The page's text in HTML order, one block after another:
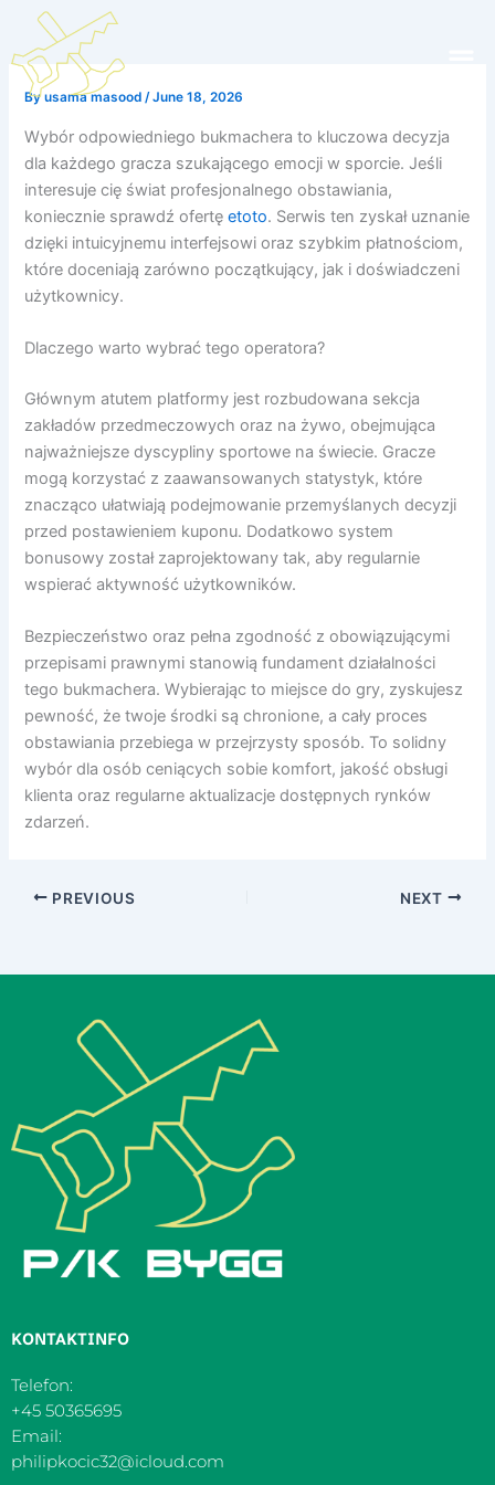
content
Byusama masood/June 18, 2026
Wybór odpowiedniego bukmachera to kluczowa decyzja
dla każdego gracza szukającego emocji w sporcie. Jeśli
interesuje cię świat profesjonalnego obstawiania,
koniecznie sprawdź ofertęetoto. Serwis ten zyskał uznanie
dzięki intuicyjnemu interfejsowi oraz szybkim płatnościom,
które doceniają zarówno początkujący, jak i doświadczeni
użytkownicy.
Dlaczego warto wybrać tego operatora?
Głównym atutem platformy jest rozbudowana sekcja
zakładów przedmeczowych oraz na żywo, obejmująca
najważniejsze dyscypliny sportowe na świecie. Gracze
mogą korzystać z zaawansowanych statystyk, które
znacząco ułatwiają podejmowanie przemyślanych decyzji
przed postawieniem kuponu. Dodatkowo system
bonusowy został zaprojektowany tak, aby regularnie
wspierać aktywność użytkowników.
Bezpieczeństwo oraz pełna zgodność z obowiązującymi
przepisami prawnymi stanowią fundament działalności
tego bukmachera. Wybierając to miejsce do gry, zyskujesz
pewność, że twoje środki są chronione, a cały proces
obstawiania przebiega w przejrzysty sposób. To solidny
wybór dla osób ceniących sobie komfort, jakość obsługi
klienta oraz regularne aktualizacje dostępnych rynków
zdarzeń.
PREVIOUS NEXT
KONTAKTINFO
Telefon:
+45 50365695
Email:
philipkocic32@icloud.com